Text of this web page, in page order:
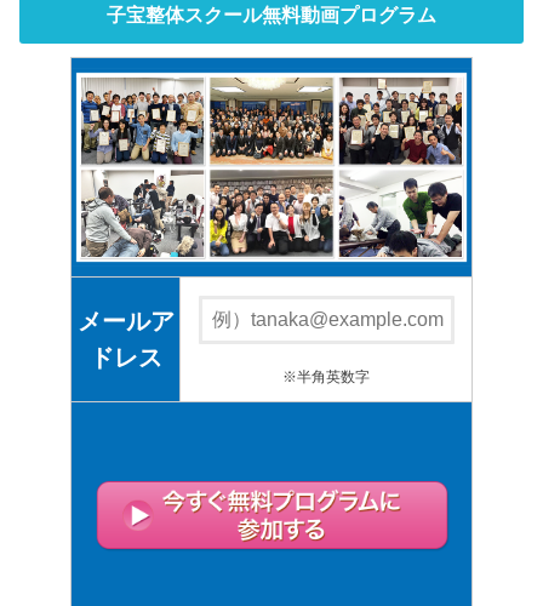
子宝整体スクール無料動画プログラム
メールア
ドレス
※半角英数字